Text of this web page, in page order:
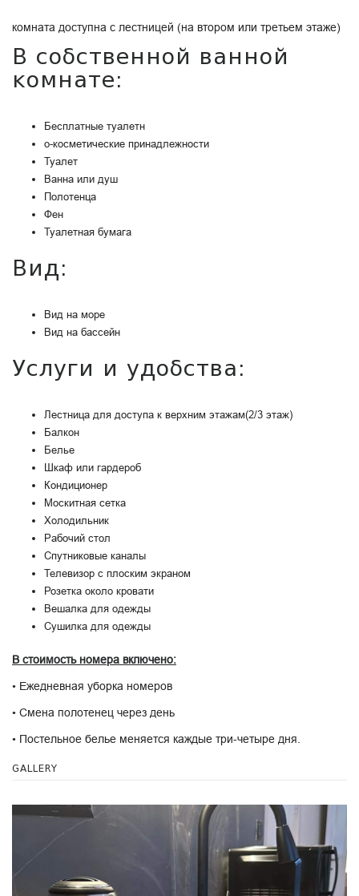
комната доступна с лестницей (на втором или третьем этаже)
В собственной ванной
комнате:
Бесплатные туалетн
о-косметические принадлежности
Туалет
Ванна или душ
Полотенца
Фен
Туалетная бумага
Вид:
Вид на море
Вид на бассейн
Услуги и удобства: ​
Лестница для доступа к верхним этажам(2/3 этаж)
Балкон
Белье
Шкаф или гардероб
Кондиционер
Москитная сетка
Холодильник
Рабочий стол
Спутниковые каналы
Телевизор с плоским экраном
Розетка около кровати
Вешалка для одежды
Сушилка для одежды
В стоимость номера включено:
• Ежедневная уборка номеров
• Смена полотенец через день
• Постельное белье меняется каждые три-четыре дня.
GALLERY